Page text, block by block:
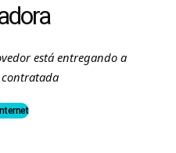
está entregando a